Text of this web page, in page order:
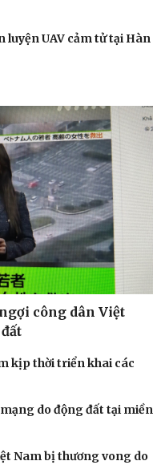
luyện UAV cảm tử tại Hàn
công dân Việt
kịp thời triển khai các
do động đất tại miền
Nam bị thương vong do